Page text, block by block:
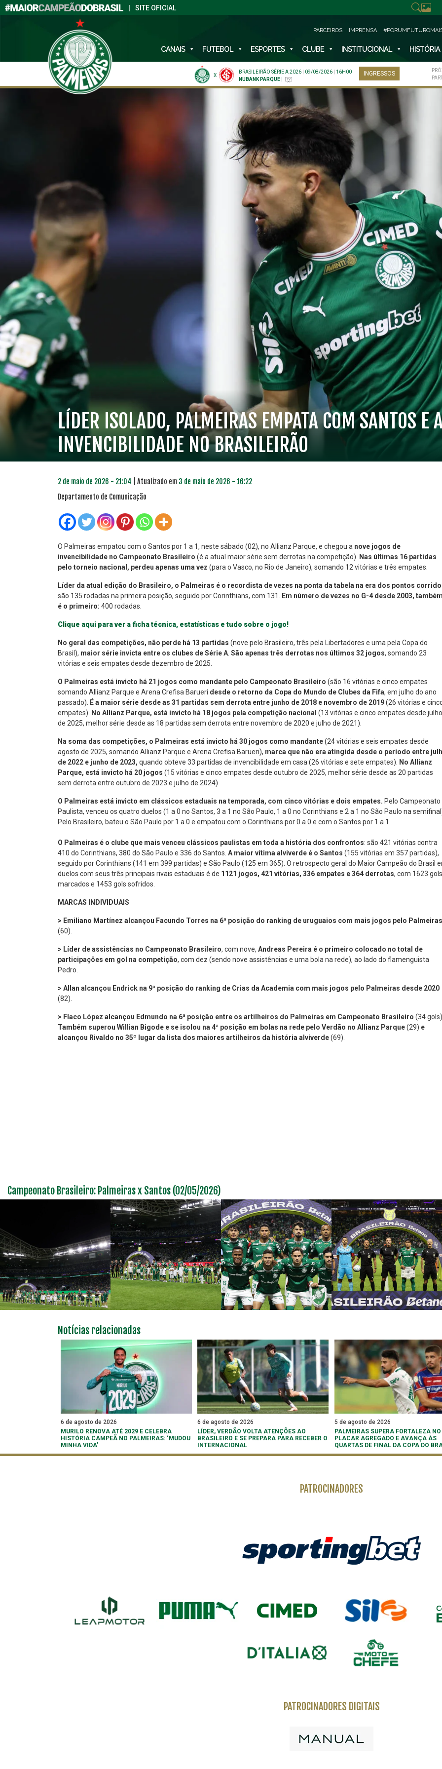
SITE OFICIAL
PARCEIROS IMPRENSA
CANAIS FUTEBOL ESPORTES CLUBE INSTITUCIONAL HISTÓRIA
X
BRASILEIRÃO SÉRIE A 2026 09/08/2026
16H00
NUBANK PARQUE
INGRESSOS
LÍDER ISOLADO, PALMEIRAS EMPATA COM SANTOS E
INVENCIBILIDADE NO BRASILEIRÃO
2 de maio de 2026 - 21:04 | Atualizado em 3 de maio de 2026 - 16:22
Departamento de Comunicação
O Palmeiras empatou com o Santos por 1 a 1, neste sábado (02), no Allianz Parque, e chegou a nove jogos de
invencibilidade no Campeonato Brasileiro (é a atual maior série sem derrotas na competição). Nas últimas 16 partidas
pelo torneio nacional, perdeu apenas uma vez (para o Vasco, no Rio de Janeiro), somando 12 vitórias e três empates.
Líder da atual edição do Brasileiro, o Palmeiras é o recordista de vezes na ponta da tabela na era dos pontos
são 135 rodadas na primeira posição, seguido por Corinthians, com 131. Em número de vezes no G-4 desde 2003,
é o primeiro: 400 rodadas.
Clique aqui para ver a ficha técnica, estatísticas e tudo sobre o jogo!
No geral das competições, não perde há 13 partidas (nove pelo Brasileiro, três pela Libertadores e uma pela Copa do
Brasil), maior série invicta entre os clubes de Série A. São apenas três derrotas nos últimos 32 jogos, somando 23
vitórias e seis empates desde dezembro de 2025.
O Palmeiras está invicto há 21 jogos como mandante pelo Campeonato Brasileiro (são 16 vitórias e cinco empates
somando Allianz Parque e Arena Crefisa Barueri desde o retorno da Copa do Mundo de Clubes da Fifa, em julho do ano
passado). É a maior série desde as 31 partidas sem derrota entre junho de 2018 e novembro de 2019(26 vitórias e
empates). No Allianz Parque, está invicto há 18 jogos pela competição nacional (13 vitórias e cinco empates desde julho
de 2025, melhor série desde as 18 partidas sem derrota entre novembro de 2020 e julho de 2021).
Na soma das competições, o Palmeiras está invicto há 30 jogos como mandante(24 vitórias e seis empates desde
agosto de 2025, somando Allianz Parque e Arena Crefisa Barueri), marca que não era atingida desde o período entre
de 2022 e junho de 2023, quando obteve 33 partidas de invencibilidade em casa (26 vitórias e sete empates). No Allianz
Parque, está invicto há 20 jogos (15 vitórias e cinco empates desde outubro de 2025, melhor série desde as 20 partidas
sem derrota entre outubro de 2023 e julho de 2024).
O Palmeiras está invicto em clássicos estaduais na temporada, com cinco vitórias e dois empates. Pelo Campeonato
Paulista, venceu os quatro duelos (1 a 0 no Santos, 3 a 1 no São Paulo, 1 a 0 no Corinthians e 2 a 1 no São Paulo na
Pelo Brasileiro, bateu o São Paulo por 1 a 0 e empatou com o Corinthians por 0 a 0 e com o Santos por 1 a 1.
O Palmeiras é o clube que mais venceu clássicos paulistas em toda a história dos confrontos: são 421 vitórias contra
410 do Corinthians, 380 do São Paulo e 336 do Santos. A maior vítima alviverde é o Santos (155 vitórias em 357 partidas),
seguido por Corinthians (141 em 399 partidas) e São Paulo (125 em 365). O retrospecto geral do Maior Campeão do Brasil
duelos com seus três principais rivais estaduais é de 1121 jogos, 421 vitórias, 336 empates e 364 derrotas, com 1623 gols
marcados e 1453 gols sofridos.
MARCAS INDIVIDUAIS
> Emiliano Martínez alcançou Facundo Torres na 6ª posição do ranking de uruguaios com mais jogos pelo Palmeiras
(60).
> Líder de assistências no Campeonato Brasileiro, com nove, Andreas Pereira é o primeiro colocado no total de
participações em gol na competição, com dez (sendo nove assistências e uma bola na rede), ao lado do flamenguista
Pedro.
> Allan alcançou Endrick na 9ª posição do ranking de Crias da Academia com mais jogos pelo Palmeiras desde 2020
(82).
> Flaco López alcançou Edmundo na 6ª posição entre os artilheiros do Palmeiras em Campeonato Brasileiro (34
Também superou Willian Bigode e se isolou na 4ª posição em bolas na rede pelo Verdão no Allianz Parque(29) e
alcançou Rivaldo no 35º lugar da lista dos maiores artilheiros da história alviverde(69).
PLANO PRATA
R$46,04
PLANO ESPECIAL
R$23,01
PLANO PRATA SUPERIOR
R$ 85,52
Campeonato Brasileiro: Palmeiras x Santos (02/05/2026)
Notícias relacionadas
6 de agosto de 2026
MURILO RENOVA ATÉ 2029 E CELEBRA
HISTÓRIA CAMPEÃ NO PALMEIRAS: ‘MUDOU
MINHA VIDA’
6 de agosto de 2026
LÍDER, VERDÃO VOLTA ATENÇÕES AO
BRASILEIRO E SE PREPARA PARA RECEBER O
INTERNACIONAL
5 de agosto de 2026
PALMEIRAS SUPERA FORTALEZA NO
PLACAR AGREGADO E AVANÇA ÀS
QUARTAS DE FINAL DA COPA DO
PATROCINADORES
PATROCINADORES DIGITAIS